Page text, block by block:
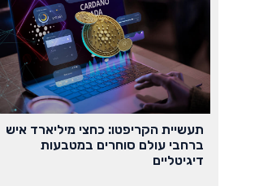
תעשיית הקריפטו: כחצי מיליארד איש
ברחבי עולם סוחרים במטבעות
דיגיטליים